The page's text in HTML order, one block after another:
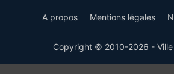
A propos Mentions légales
Copyright © 2010-2026 - Ville